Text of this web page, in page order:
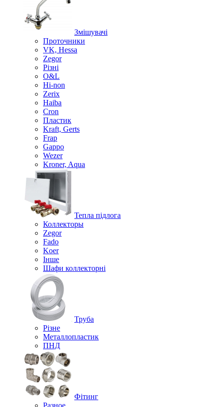
Змішувачі
Проточники
VK, Hessa
Zegor
Різні
O&L
Hi-non
Zerix
Haiba
Cron
Пластик
Kraft, Gerts
Frap
Gappo
Wezer
Kroner, Aqua
Тепла підлога
Коллекторы
Zegor
Fado
Koer
Інше
Шафи коллекторні
Труба
Різне
Металлопластик
ПНД
Фітинг
Разное